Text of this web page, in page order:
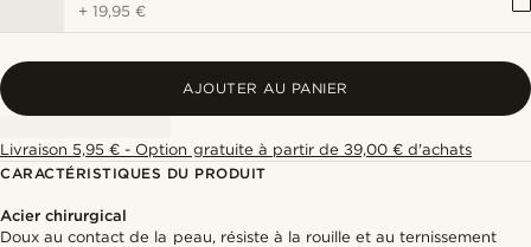
+19,95 €
AJOUTER AU PANIER
Livraison 5,95 € - Option gratuite à partir de 39,00 € d'achats
CARACTÉRISTIQUES DU PRODUIT
Acier chirurgical
Doux au contact de la peau, résiste à la rouille et au ternissement